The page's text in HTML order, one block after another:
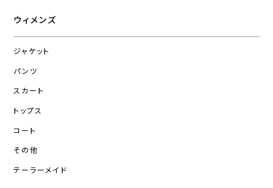
ウィメンズ
ジャケット
パンツ
スカート
トップス
コート
その他
テーラーメイド